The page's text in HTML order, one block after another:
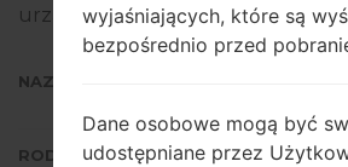
urządzeniach Samsungtutaj
NAZWA PLIKU
RODZAJ
wyjaśniających, które są
bezpośrednio przed
Dane osobowe mogą być
udostępniane przez